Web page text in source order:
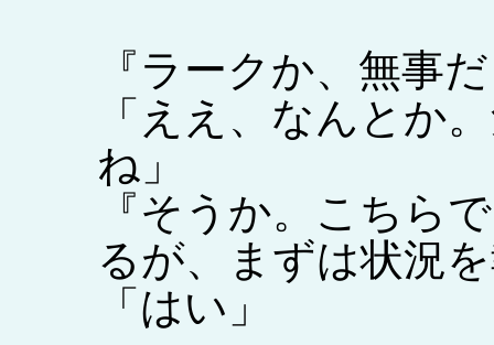
『ラークか、無事
「ええ、なんとか
ね」
『そうか。こちら
るが、まずは状況
「はい」